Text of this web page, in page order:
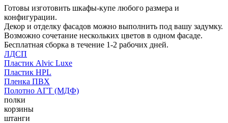
Готовы изготовить шкафы-купе любого размера и
конфигурации.
Декор и отделку фасадов можно выполнить под вашу задумку.
Возможно сочетание нескольких цветов в одном фасаде.
Бесплатная сборка в течение 1-2 рабочих дней.
ЛДСП
Пластик Alvic Luxe
Пластик HPL
Пленка ПВХ
Полотно АГТ (МДФ)
полки
корзины
штанги